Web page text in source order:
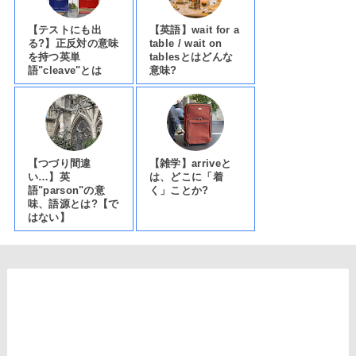
【テストにも出
る?】正反対の意味
を持つ英単
語"cleave"とは
【英語】wait for a
table / wait on
tablesとはどんな
意味?
【つづり間違
い…】英
語"parson"の意
味、語源とは?【で
はない】
【雑学】arriveと
は、どこに「着
く」ことか?